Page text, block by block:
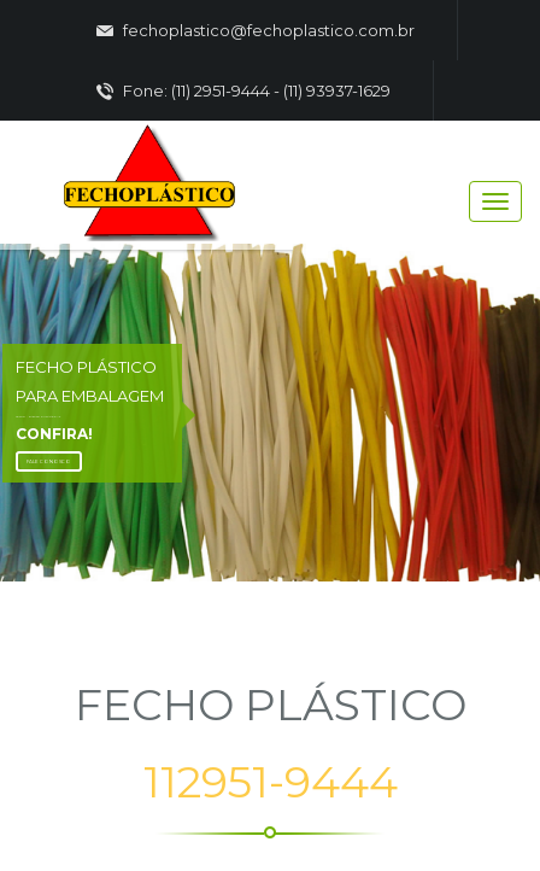
fechoplastico@fechoplastico.com.br
Fone: (11) 2951-9444 - (11) 93937-1629
FECHO PLÁSTICO
PARA EMBALAGEM
CONFIRA!
FALE CONOSCO
FECHO PLÁSTICO
112951-9444